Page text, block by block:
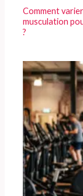
Comment
musculation
?